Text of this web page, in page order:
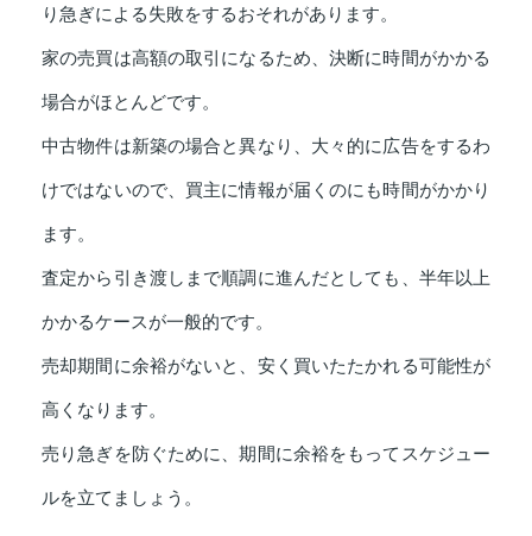
り急ぎによる失敗をするおそれがあります。
家の売買は高額の取引になるため、決断に時間がかかる
場合がほとんどです。
中古物件は新築の場合と異なり、大々的に広告をするわ
けではないので、買主に情報が届くのにも時間がかかり
ます。
査定から引き渡しまで順調に進んだとしても、半年以上
かかるケースが一般的です。
売却期間に余裕がないと、安く買いたたかれる可能性が
高くなります。
売り急ぎを防ぐために、期間に余裕をもってスケジュー
ルを立てましょう。